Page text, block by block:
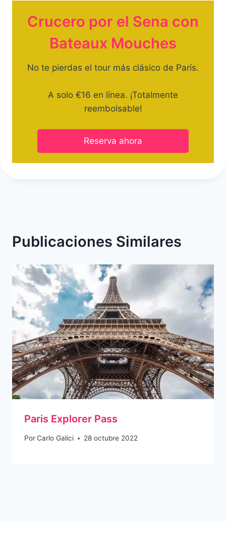
Crucero por el Sena con
Bateaux Mouches
No te pierdas el tour más clásico de París.
A solo €16 en línea. ¡Totalmente
reembolsable!
Reserva ahora
Publicaciones Similares
Paris Explorer Pass
PorCarlo Galici 28 octubre 2022